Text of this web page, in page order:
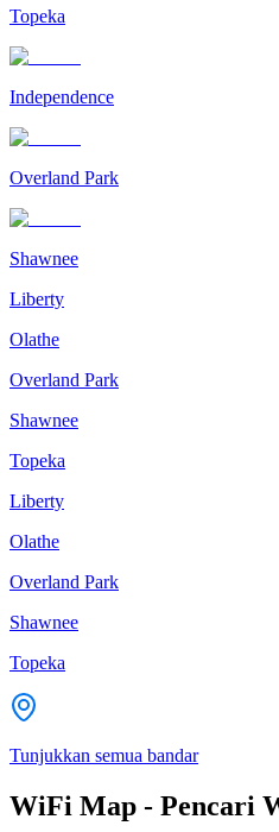
Topeka
Independence
Overland Park
Shawnee
Liberty
Olathe
Overland Park
Shawnee
Topeka
Liberty
Olathe
Overland Park
Shawnee
Topeka
Tunjukkan semua bandar
WiFi Map - Pencari